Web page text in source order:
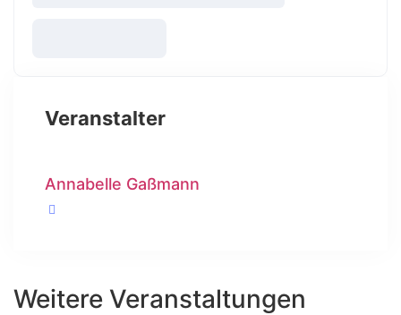
Veranstalter
Annabelle Gaßmann
Weitere Veranstaltungen